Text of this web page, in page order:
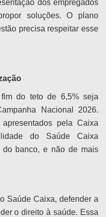
dos empregados
soluções. O plano
precisa respeitar esse
do teto de 6,5% seja
Nacional 2026.
pela Caixa
do Saúde Caixa
do banco, e não de mais
Saúde Caixa, defender a
o direito à saúde. Essa